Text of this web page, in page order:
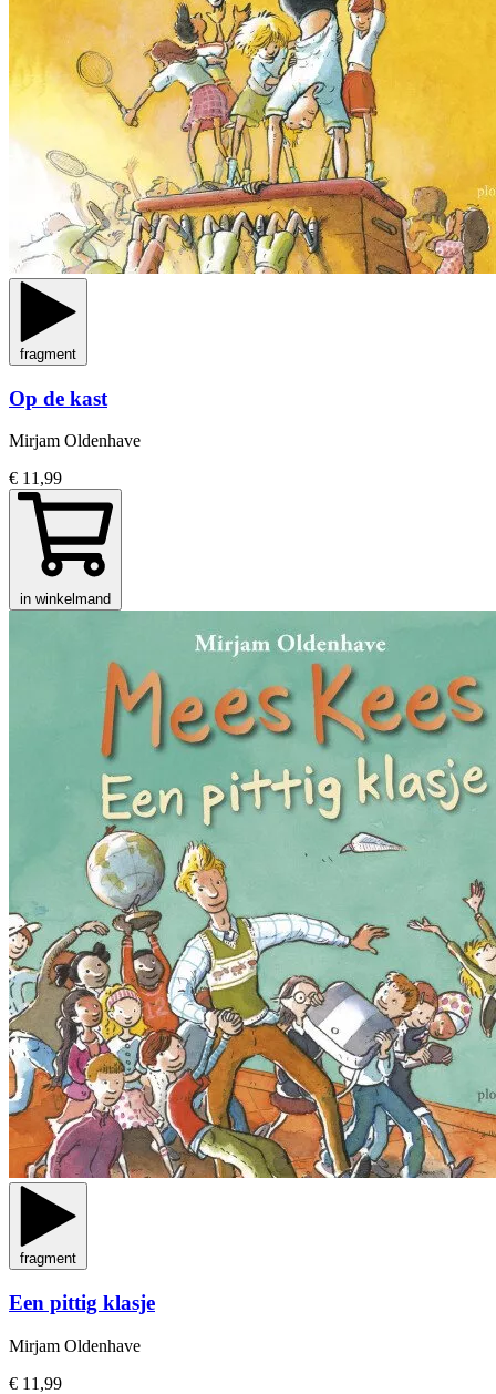
fragment
Op de kast
Mirjam Oldenhave
€ 11,99
in winkelmand
fragment
Een pittig klasje
Mirjam Oldenhave
€ 11,99